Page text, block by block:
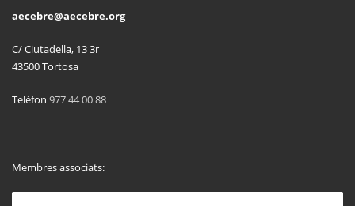
aecebre@aecebre.org
C/ Ciutadella, 13 3r
43500 Tortosa
Telèfon 977 44 00 88
Membres associats: